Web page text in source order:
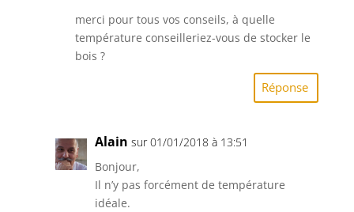
merci pour tous vos conseils, à quelle
température conseilleriez-vous de stocker le
bois ?
Réponse
Alain sur 01/01/2018 à 13:51
Bonjour,
Il n’y pas forcément de température
idéale.